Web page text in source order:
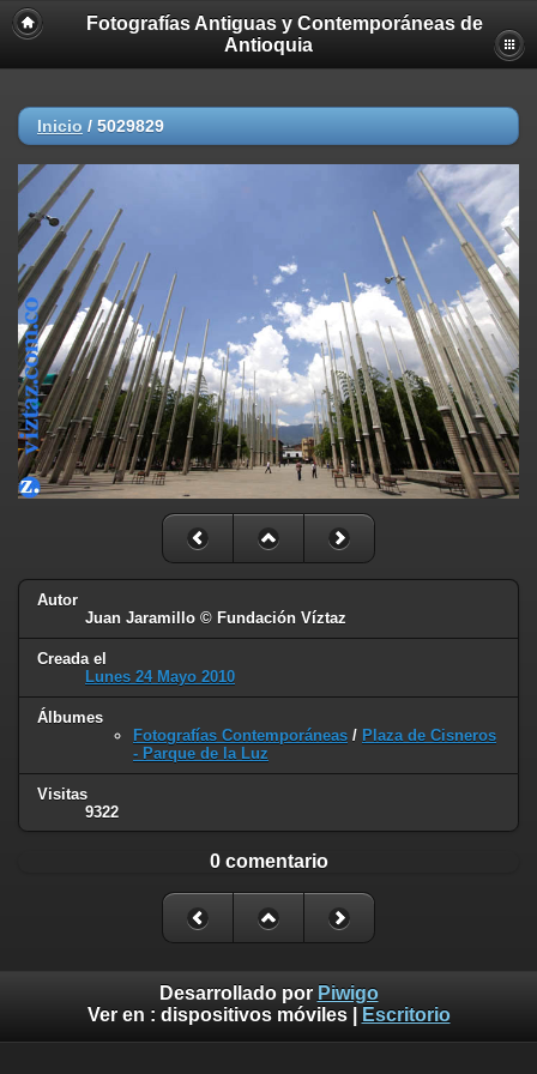
Fotografías Antiguas y Contemporáneas de
Antioquia
Inicio / 5029829
Autor
Juan Jaramillo © Fundación Víztaz
Creada el
Lunes 24 Mayo 2010
Álbumes
Fotografías Contemporáneas / Plaza de Cisneros
- Parque de la Luz
Visitas
9322
0 comentario
Desarrollado por Piwigo
Ver en : dispositivos móviles| Escritorio